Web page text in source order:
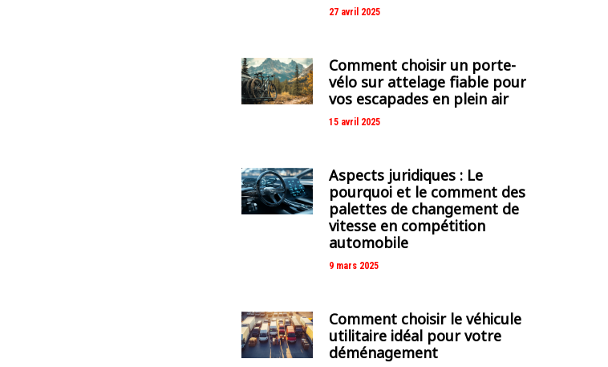
27 avril 2025
Comment choisir un porte-
vélo sur attelage fiable pour
vos escapades en plein air
15 avril 2025
Aspects juridiques : Le
pourquoi et le comment des
palettes de changement de
vitesse en compétition
automobile
9 mars 2025
Comment choisir le véhicule
utilitaire idéal pour votre
déménagement